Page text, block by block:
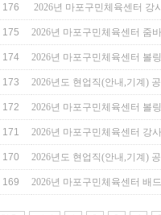
176 2026년 마포구민체육센터 강
175 2026년 마포구민체육센터 줌
174 2026년 마포구민체육센터 볼
173 2026년도 현업직(안내,기계)
172 2026년 마포구민체육센터 볼
171 2026년 마포구민체육센터 강
170 2026년도 현업직(안내,기계)
169 2026년 마포구민체육센터 배